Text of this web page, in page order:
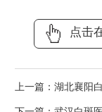
点击
上一篇： 湖北襄阳